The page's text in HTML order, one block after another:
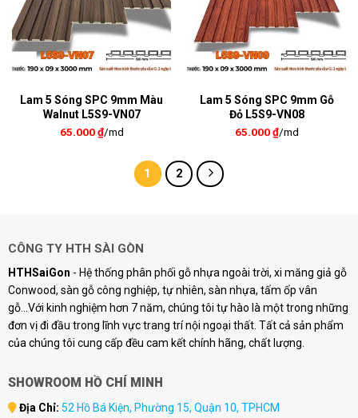
Lam 5 Sóng SPC 9mm Màu
Walnut L5S9-VN07
65.000₫/md
Lam 5 Sóng SPC 9mm Gỗ
Đỏ L5S9-VN08
65.000₫/md
1 2
CÔNG TY HTH SÀI GÒN
HTHSaiGon - Hệ thống phân phối gỗ nhựa ngoài trời, xi măng giả gỗ
Conwood, sàn gỗ công nghiệp, tự nhiên, sàn nhựa, tấm ốp vân
gỗ...Với kinh nghiệm hơn 7 năm, chúng tôi tự hào là một trong những
đơn vị đi đầu trong lĩnh vực trang trí nội ngoại thất. Tất cả sản phẩm
của chúng tôi cung cấp đều cam kết chính hãng, chất lượng.
SHOWROOM HỒ CHÍ MINH
Địa Chỉ: 52 Hồ Bá Kiện, Phường 15, Quận 10, TPHCM